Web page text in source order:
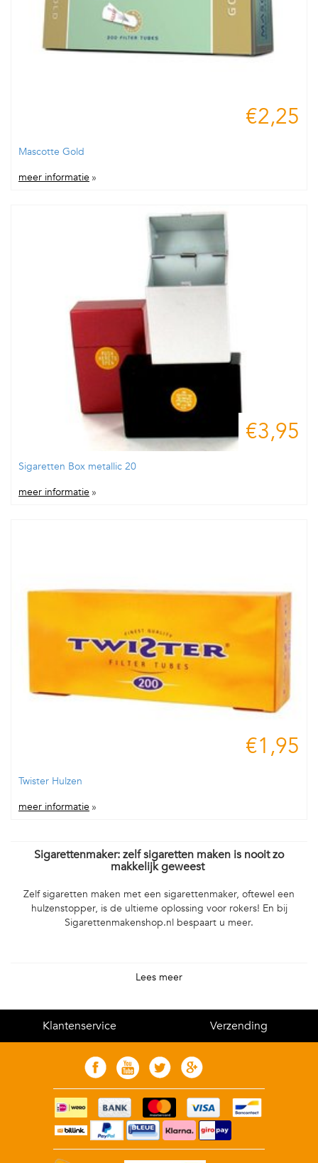
€2,25
Mascotte Gold
meer informatie »
€3,95
Sigaretten Box metallic 20
meer informatie »
€1,95
Twister Hulzen
meer informatie »
Sigarettenmaker: zelf sigaretten maken is nooit zo
makkelijk geweest
Zelf sigaretten maken met een sigarettenmaker, oftewel een
hulzenstopper, is de ultieme oplossing voor rokers! En bij
Sigarettenmakenshop.nl bespaart u meer.
no time genoeg sigaretten om een pakje te vullen. Zo'n
sigarettenmachine wordt trouwens ook wel een 'hulzenstopper'
stoppen. Doordat de tabak tijdens dit proces zijwaart wordt
verplaatst, noemen mensen dit ook wel ‘sigaretten schieten’. Het
principe is hetzelfde: in weinig tijd maakt u zoveel mogelijk
sigaretten met de kwaliteit die u gewend bent. En tegelijkertijd
houdt u meer geld over in uw portemonnee. Maar dat sigaretten
maken, vereist dat geen oefening?
Lees meer
Klantenservice Verzending